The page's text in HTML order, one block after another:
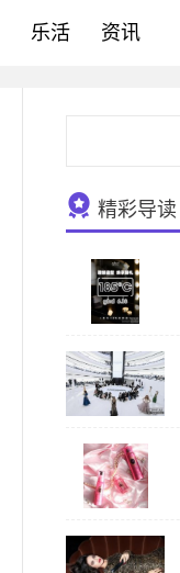
乐活 资讯
精彩导读